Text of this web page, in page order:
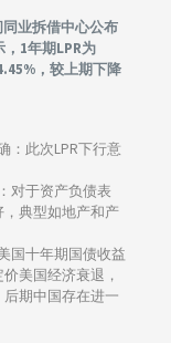
业拆借中心公布
1年期LPR为
，较上期下降
：此次LPR下行意
对于资产负债表
典型如地产和产
国十年期国债收益
美国经济衰退，
期中国存在进一